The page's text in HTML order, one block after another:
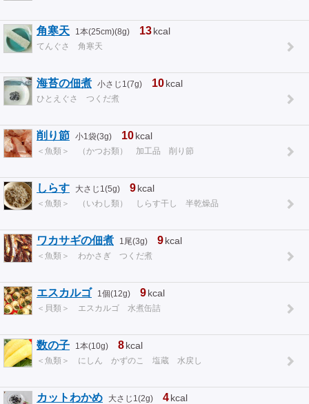
角寒天 1本(25cm)(8g) 13kcal
てんぐさ 角寒天
海苔の佃煮 小さじ1(7g) 10kcal
ひとえぐさ つくだ煮
削り節 小1袋(3g) 10kcal
＜魚類＞ （かつお類） 加工品 削り節
しらす 大さじ1(5g) 9kcal
＜魚類＞ （いわし類） しらす干し 半乾燥品
ワカサギの佃煮 1尾(3g) 9kcal
＜魚類＞ わかさぎ つくだ煮
エスカルゴ 1個(12g) 9kcal
＜貝類＞ エスカルゴ 水煮缶詰
数の子 1本(10g) 8kcal
＜魚類＞ にしん かずのこ 塩蔵 水戻し
カットわかめ 大さじ1(2g) 4kcal